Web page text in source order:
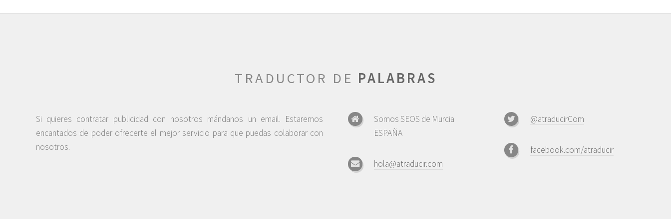
TRADUCTOR DE PALABRAS
Si quieres contratar publicidad con nosotros mándanos un email. Estaremos
encantados de poder ofrecerte el mejor servicio para que puedas colaborar con
nosotros.
Somos SEOS de Murcia
ESPAÑA
hola@atraducir.com
@atraducirCom
facebook.com/atraducir